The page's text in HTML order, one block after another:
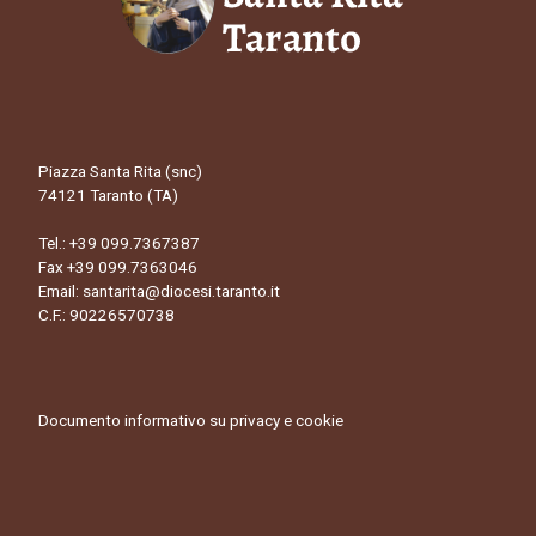
Piazza Santa Rita (snc)
74121 Taranto (TA)
Tel.: +39 099.7367387
Fax +39 099.7363046
Email: santarita@diocesi.taranto.it
C.F.: 90226570738
Documento informativo su privacy e cookie